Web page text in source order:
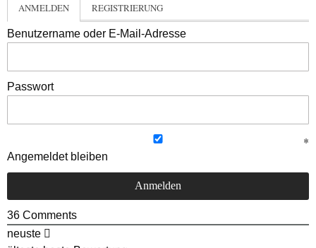
ANMELDEN REGISTRIERUNG
Benutzername oder E-Mail-Adresse
Passwort
Angemeldet bleiben
36 Comments
neuste